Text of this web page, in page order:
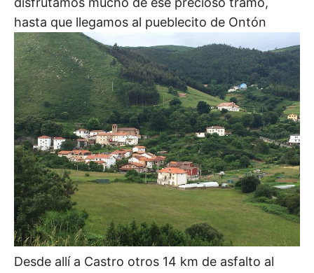
hasta que llegamos al pueblecito de Ontón
Desde allí a Castro otros 14 km de asfalto al